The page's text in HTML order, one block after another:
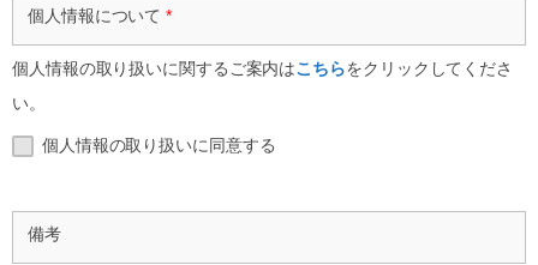
個人情報について*
個人情報の取り扱いに関するご案内はこちらをクリックしてくださ
い。
個人情報の取り扱いに同意する
備考